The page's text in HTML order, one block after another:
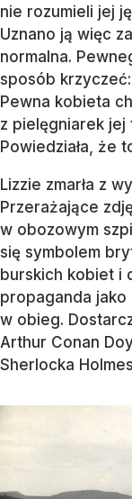
nie rozumieli jej
Uznano ją więc
normalna.
sposób krzyczeć:
Pewna kobieta
z pielęgniarek jej
Powiedziała, że
Lizzie zmarła z
Przerażające
w obozowym
się symbolem
burskich kobiet i
propaganda
w obieg.
Arthur Conan
Sherlocka